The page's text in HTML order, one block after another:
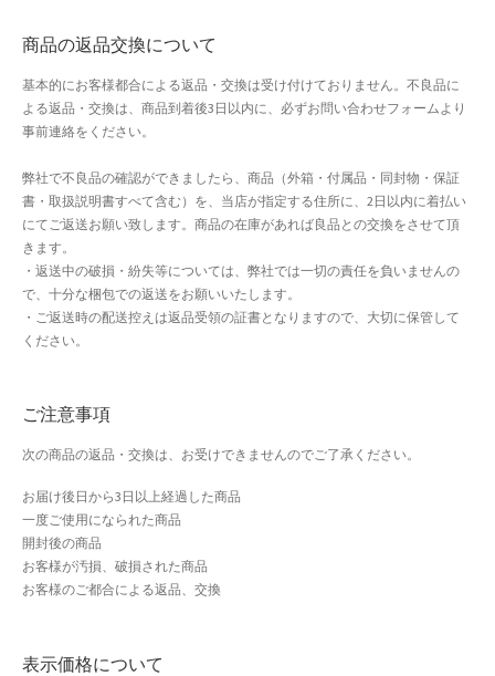
マイアカウント
マイアカウント
配送先住所
モール出品サービスのご案内
入園・入学特集
冬服ファッション特集
店舗一覧
店舗管理
成人の日特集
支払い
商品の返品交換について
基本的にお客様都合による返品・交換は受け付けておりません。不良品に
よる返品・交換は、商品到着後3日以内に、必ずお問い合わせフォームより
事前連絡をください。
弊社で不良品の確認ができましたら、商品（外箱・付属品・同封物・保証
書・取扱説明書すべて含む）を、当店が指定する住所に、2日以内に着払い
にてご返送お願い致します。商品の在庫があれば良品との交換をさせて頂
きます。
・返送中の破損・紛失等については、弊社では一切の責任を負いませんの
で、十分な梱包での返送をお願いいたします。
・ご返送時の配送控えは返品受領の証書となりますので、大切に保管して
ください。
ご注意事項
次の商品の返品・交換は、お受けできませんのでご了承ください。
お届け後日から3日以上経過した商品
一度ご使用になられた商品
開封後の商品
お客様が汚損、破損された商品
お客様のご都合による返品、交換
表示価格について